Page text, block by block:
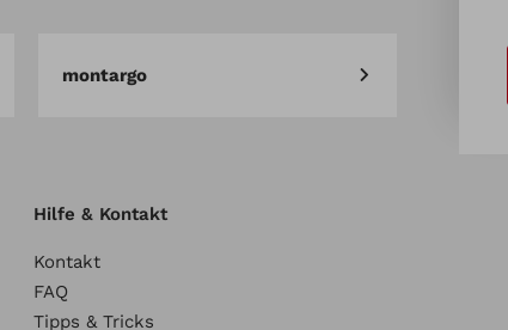
montargo
Hilfe & Kontakt
Kontakt
FAQ
Tipps & Tricks